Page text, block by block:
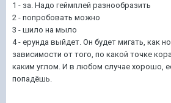
1 - за. Надо геймплей разнообразить
2 - попробовать можно
3 - шило на мыло
4 - ерунда выйдет. Он будет мигать, как
зависимости от того, по какой точке
каким углом. И в любом случае хорошо,
попадёшь.